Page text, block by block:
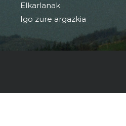
Elkarlanak
Igo zure argazkia